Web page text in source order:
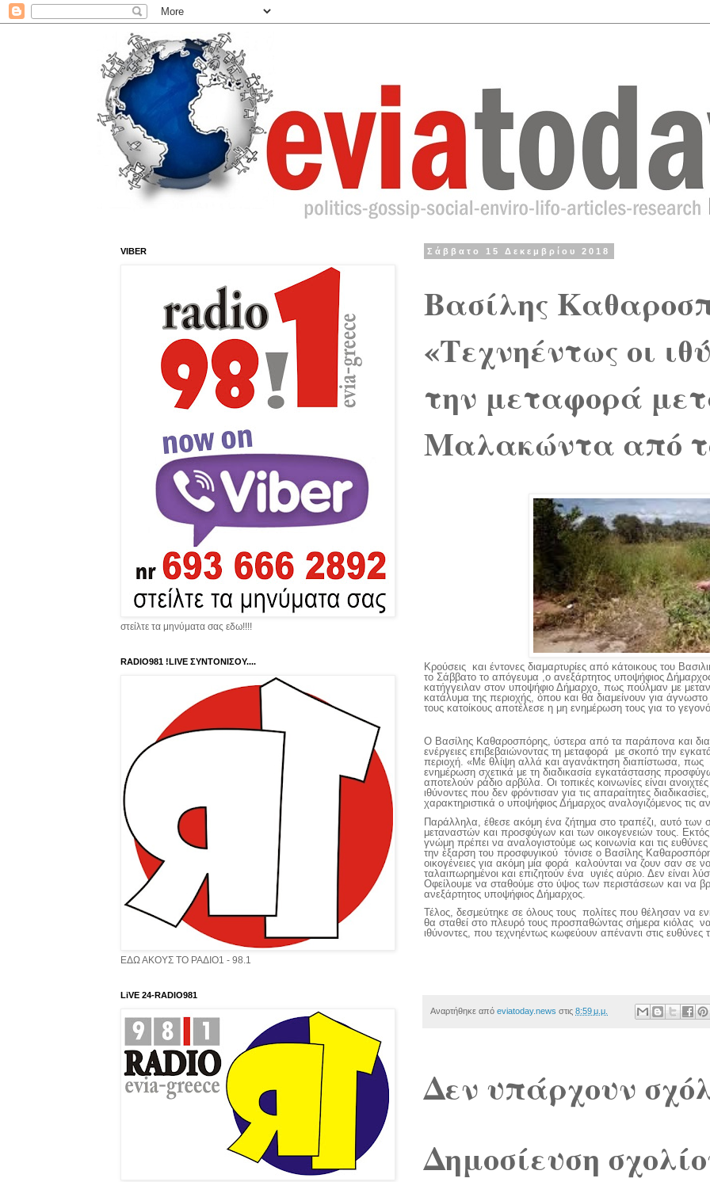
Σάββατο 15 Δεκεμβρίου 2018
Βασίλης
«Τεχνηέντως οι
την μεταφορά
Μαλακώντα από
Κρούσεις και έντονες διαμαρτυρίες από κάτοικους του
το Σάββατο το απόγευμα ,ο ανεξάρτητος υποψήφιος
κατήγγειλαν στον υποψήφιο Δήμαρχο, πως πούλμαν με
κατάλυμα της περιοχής, όπου και θα διαμείνουν για άγνωστο
τους κατοίκους αποτέλεσε η μη ενημέρωση τους για το
Ο Βασίλης Καθαροσπόρης, ύστερα από τα παράπονα και
ενέργειες επιβεβαιώνοντας τη μεταφορά με σκοπό την
περιοχή. «Με θλίψη αλλά και αγανάκτηση διαπίστωσα, πως
ενημέρωση σχετικά με τη διαδικασία εγκατάστασης
αποτελούν ράδιο αρβύλα. Οι τοπικές κοινωνίες είναι
ιθύνοντες που δεν φρόντισαν για τις απαραίτητες
χαρακτηριστικά ο υποψήφιος Δήμαρχος αναλογιζόμενος τις
Παράλληλα, έθεσε ακόμη ένα ζήτημα στο τραπέζι, αυτό των
μεταναστών και προσφύγων και των οικογενειών τους.
γνώμη πρέπει να αναλογιστούμε ως κοινωνία και τις
την έξαρση του προσφυγικού τόνισε ο Βασίλης
οικογένειες για ακόμη μία φορά καλούνται να ζουν σαν σε
ταλαιπωρημένοι και επιζητούν ένα υγιές αύριο. Δεν είναι
Οφείλουμε να σταθούμε στο ύψος των περιστάσεων και να
ανεξάρτητος υποψήφιος Δήμαρχος.
Τέλος, δεσμεύτηκε σε όλους τους πολίτες που θέλησαν να
θα σταθεί στο πλευρό τους προσπαθώντας σήμερα κιόλας να
ιθύνοντες, που τεχνηέντως κωφεύουν απέναντι στις ευθύνες
Αναρτήθηκε από eviatoday.news στις 8:59 μ.μ.
Δεν υπάρχουν
Δημοσίευση
VIBER
στείλτε τα μηνύματα σας εδω!!!!
RADIO981 !LIVE ΣΥΝΤΟΝΙΣΟΥ....
ΕΔΩ ΑΚΟΥΣ ΤΟ ΡΑΔΙΟ1 - 98.1
LiVE 24-RADIO981